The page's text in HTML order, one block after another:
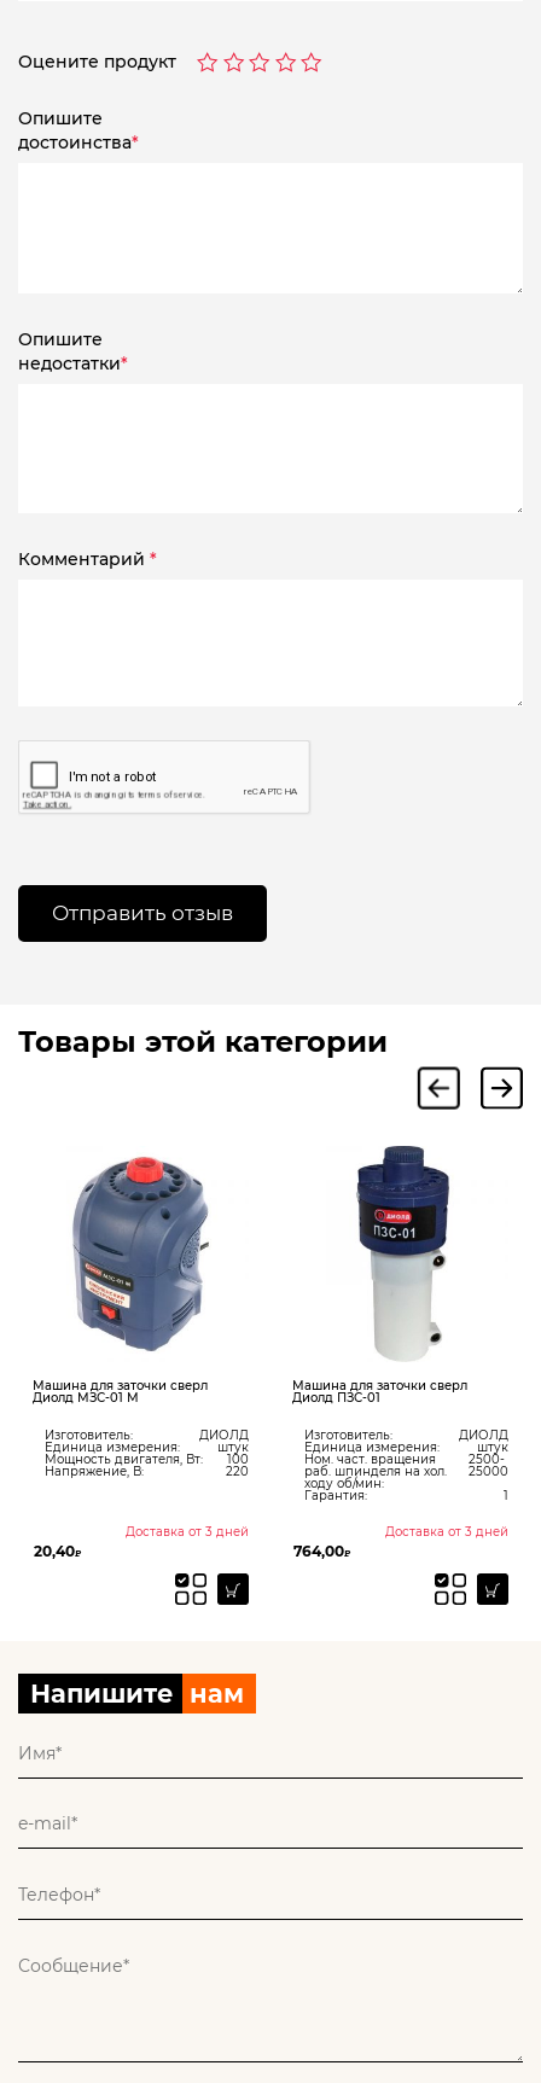
Оцените продукт
Опишите
достоинства*
Опишите
недостатки*
Комментарий *
Товары этой категории
для заточки сверл
01 М
ДИОЛД
измерения: штук
двигателя, Вт: 100
В:
Доставка от 3 дней
Машина для заточки сверл
Диолд ПЗС-01
Изготовитель: ДИОЛД
Единица измерения: штук
Ном. част. вращения
раб. шпинделя на хол.
ходу об/мин:
2500-
25000
Доставка от 3 дней
Напишите нам